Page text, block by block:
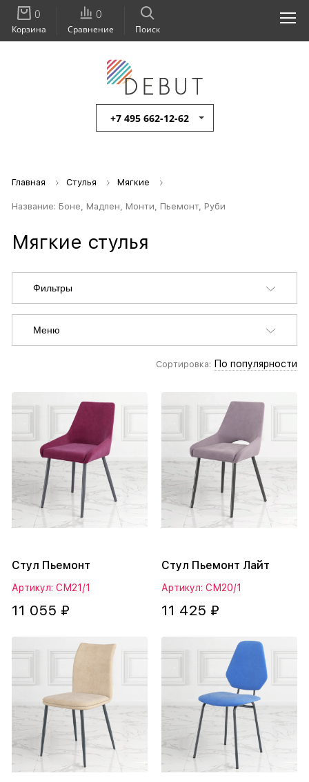
+7 495 662-12-62
Поиск
0
Сравнение
0
Корзина
Главная Стулья Мягкие
Название: Боне, Мадлен, Монти, Пьемонт, Руби
Мягкие стулья
Фильтры
Меню
Сортировка: По популярности
Стул Пьемонт
Артикул: СМ21/1
11 055 ₽
Стул Пьемонт Лайт
Артикул: СМ20/1
11 425 ₽